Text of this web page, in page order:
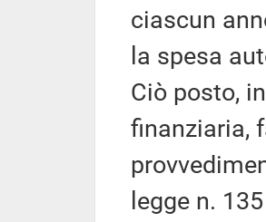
ciascun
la spesa
Ciò posto,
finanziaria,
legge n.